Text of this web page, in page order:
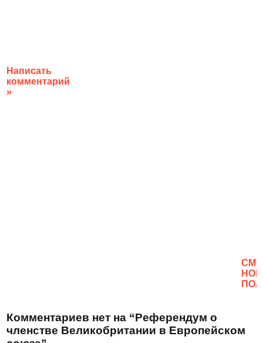
Написать
комментарий
»
Комментариев нет на “Референдум о
членстве Великобритании в Европейском